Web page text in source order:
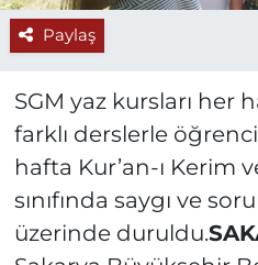
Paylaş
SGM yaz kursları her
farklı derslerle
hafta Kur’an-ı Kerim
sınıfında saygı ve
üzerinde duruldu.